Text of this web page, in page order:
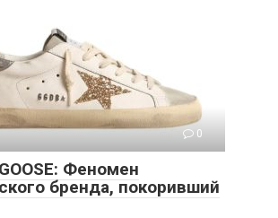
0
Феномен
бренда, покоривший